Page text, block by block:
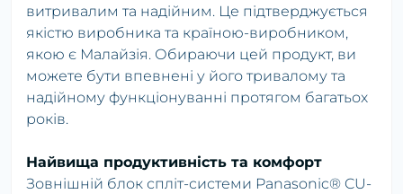
витривалим та надійним. Це підтверджується
якістю виробника та країною-виробником,
якою є Малайзія. Обираючи цей продукт, ви
можете бути впевнені у його тривалому та
надійному функціонуванні протягом багатьох
років.
Найвища продуктивність та комфорт
Зовнішній блок спліт-системи Panasonic® CU-